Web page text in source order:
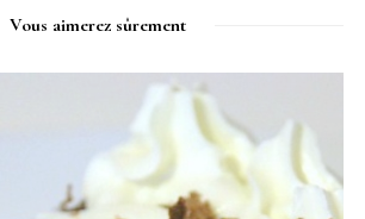
Vous aimerez sûrement